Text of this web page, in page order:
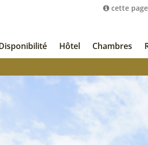
cette
Hôtel Chambres